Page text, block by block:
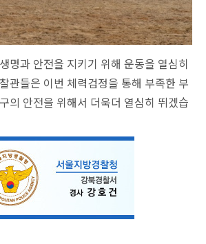
명과 안전을 지키기 위해 운동을 열심히
관들은 이번 체력검정을 통해 부족한 부
의 안전을 위해서 더욱더 열심히 뛰겠습